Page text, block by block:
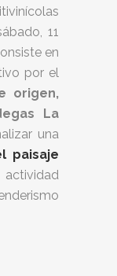
11
en
por el
origen,
La
una
paisaje